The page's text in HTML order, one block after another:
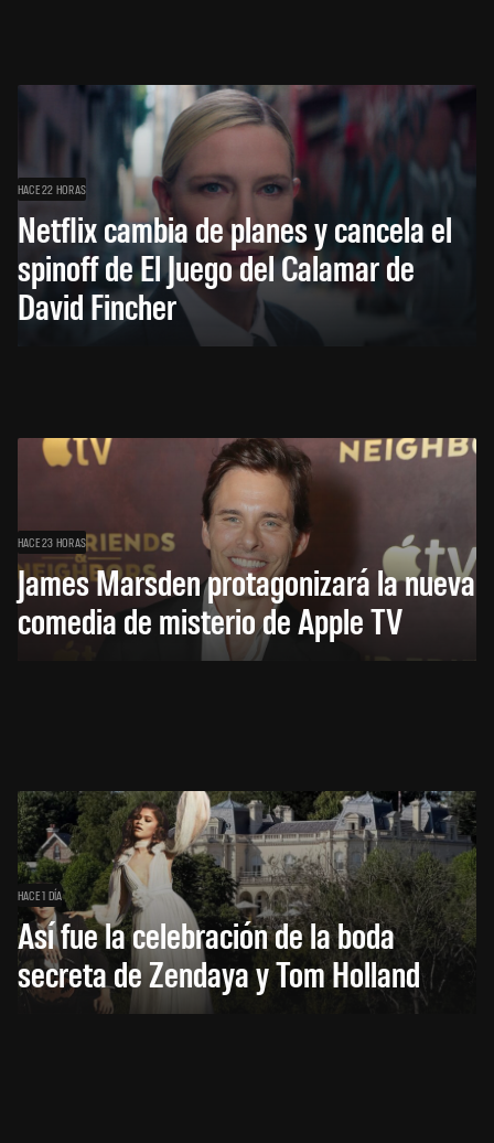
HACE 22 HORAS
Netflix cambia de planes y cancela el
spinoff de El Juego del Calamar de
David Fincher
HACE 23 HORAS
James Marsden protagonizará la nueva
comedia de misterio de Apple TV
HACE 1 DÍA
Así fue la celebración de la boda
secreta de Zendaya y Tom Holland